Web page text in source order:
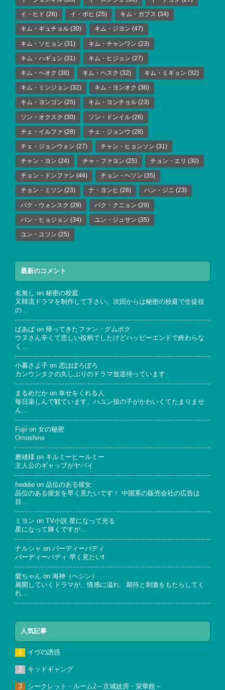
イ・ヒド (26) イ・ボヒ (25) キム・ガプス (34)
キム・ギュチョル (30) キム・ジヨン (47)
キム・ソヒョン (31) キム・チャンワン (23)
キム・ハギュン (31) キム・ヒジョン (27)
キム・ヘオク (38) キム・ヘスク (32) キム・ミギョン (32)
キム・ミンジョン (32) キム・ヨンオク (36)
キム・ヨンゴン (25) キム・ヨンチョル (23)
ソン・オクスク (30) ソン・ドンイル (26)
チェ・イルファ (28) チェ・ジョンウ (28)
チェ・ジョンウォン (27) チャン・ヒョンソン (31)
チャン・ヨン (24) チャ・ファヨン (25) チョン・エリ (30)
チョン・ドンファン (44) チョン・ヘソン (35)
チョン・ミソン (23) ナ・ヨンヒ (26) ハン・ジニ (23)
パク・ウォンスク (29) パク・クニョン (29)
パン・ヒョジョン (34) ユン・ジュサン (35)
ユン・ユソン (25)
最新のコメント
名無し on 秘密の校庭
又韓流ドラマを制作して下さい。次回からは秘密の校庭で生徒役
の…
ばあば on 帰ってきたファン・グムボク
ウヌさん辛くて悲しい役柄でしたけどハッピーエンドで終わらな
く…
小暮さよ子 on 恋はぽろぽろ
カンウンタクの久しぶりのドラマ放送待っています
まるめだか on 幸せをくれる人
毎日楽しんで観ています。ハユン役の子がかわいくてたまりませ
ん…
Fujii on 女の秘密
Omoshiroi
磨雄様 on キルミーヒールミー
主人公のギャップがヤバイ
freddie on 品位のある彼女
品位のある彼女を早く見たいです！ 中国系の販売会社の広告は
目…
ミヨン on TV小説 星になって光る
星になって輝くですが…
ナルシャ on バーディーバディ
バーディーバディ 早く見たい❗
愛ちゃん on 海神（ヘシン）
展開していくドラマが、情感に溢れ 期待と刺激をもたらしてく
れ…
人気記事
イヴの誘惑
キッドギャング
シークレット・ルーム2～京城妓房・栄華館～